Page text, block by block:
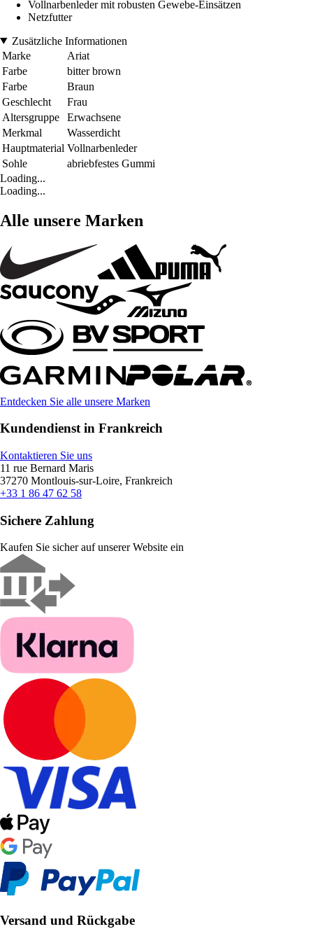
Vollnarbenleder mit robusten Gewebe-Einsätzen
Netzfutter
Zusätzliche Informationen
Marke
Ariat
Farbe
bitter brown
Farbe
Braun
Geschlecht
Frau
Altersgruppe
Erwachsene
Merkmal
Wasserdicht
Hauptmaterial Vollnarbenleder
Sohle
abriebfestes Gummi
Loading...
Loading...
Alle unsere Marken
Entdecken Sie alle unsere Marken
Kundendienst in Frankreich
Kontaktieren Sie uns
11 rue Bernard Maris
37270 Montlouis-sur-Loire, Frankreich
+33 1 86 47 62 58
Sichere Zahlung
Kaufen Sie sicher auf unserer Website ein
Versand und Rückgabe